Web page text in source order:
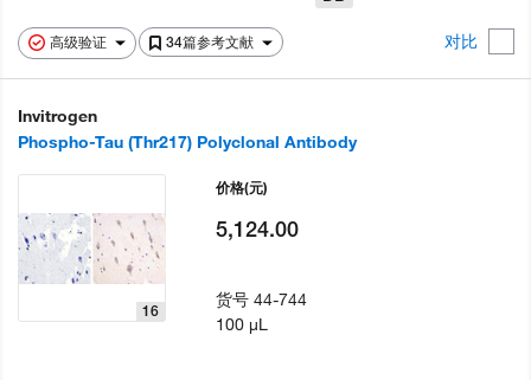
高级验证 34篇参考文献 对比
Invitrogen
Phospho-Tau (Thr217) Polyclonal Antibody
16
价格(元)
5,124.00
货号44-744
100 µL